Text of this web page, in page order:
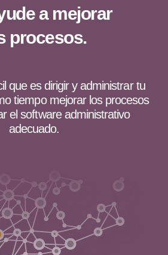
a mejorar
procesos.
que es dirigir y administrar tu
tiempo mejorar los procesos
el software administrativo
adecuado.